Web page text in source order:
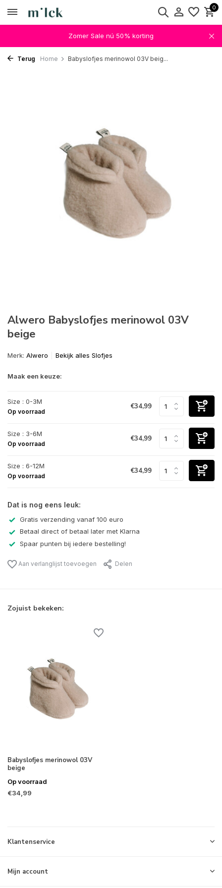
0
Zomer Sale nú 50% korting
Terug Home Babyslofjes merinowol 03V beig...
Alwero Babyslofjes merinowol 03V
beige
Merk: Alwero Bekijk alles Slofjes
Maak een keuze:
Size : 0-3M
Op voorraad
€34,99
Size : 3-6M
Op voorraad
€34,99
Size : 6-12M
Op voorraad
€34,99
Dat is nog eens leuk:
Gratis verzending vanaf 100 euro
Betaal direct of betaal later met Klarna
Spaar punten bij iedere bestelling!
Aan verlanglijst toevoegen Delen
Zojuist bekeken:
Babyslofjes merinowol 03V
beige
Op voorraad
€34,99
Klantenservice
Mijn account